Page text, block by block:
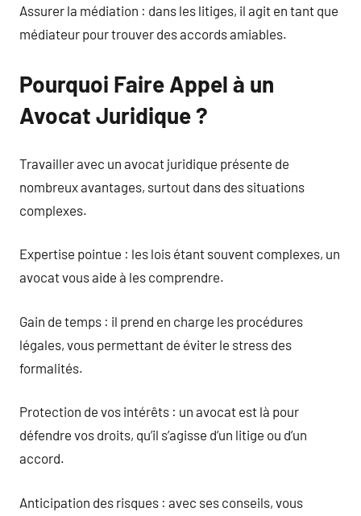
Assurer la médiation : dans les litiges, il agit en tant que
médiateur pour trouver des accords amiables.
Pourquoi Faire Appel à un
Avocat Juridique ?
Travailler avec un avocat juridique présente de
nombreux avantages, surtout dans des situations
complexes.
Expertise pointue : les lois étant souvent complexes, un
avocat vous aide à les comprendre.
Gain de temps : il prend en charge les procédures
légales, vous permettant de éviter le stress des
formalités.
Protection de vos intérêts : un avocat est là pour
défendre vos droits, qu’il s’agisse d’un litige ou d’un
accord.
Anticipation des risques : avec ses conseils, vous